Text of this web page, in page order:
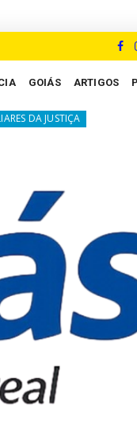
GOIÁS ARTIGOS
luta silenciosa dos